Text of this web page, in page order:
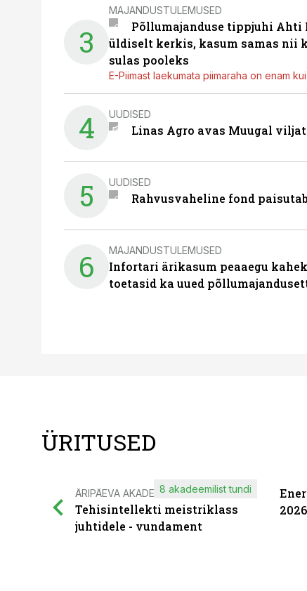
3
MAJANDUSTULEMUSED
Põllumajanduse tippjuhi Ahti
üldiselt kerkis, kasum samas nii
sulas pooleks
E-Piimast laekumata piimaraha on enam
4 UUDISED
Linas Agro avas Muugal
5 UUDISED
Rahvusvaheline fond
6 MAJANDUSTULEMUSED
Infortari ärikasum peaaegu
toetasid ka uued
ÜRITUSED
ÄRIPÄEVA AKADEEMIA
Tehisintellekti meistriklass
juhtidele - vundament
8 akadeemilist tundi
2026